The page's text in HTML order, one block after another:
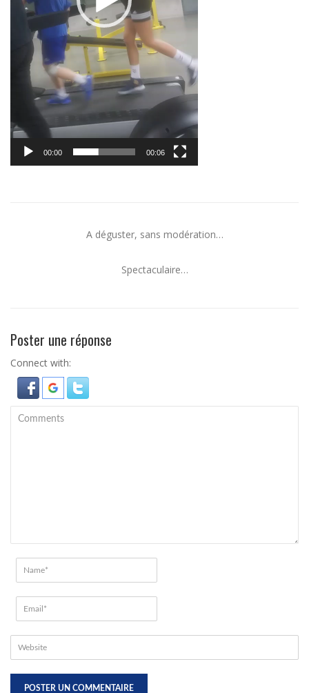
00:00 00:06
A déguster, sans modération…
Spectaculaire…
Poster une réponse
Connect with: